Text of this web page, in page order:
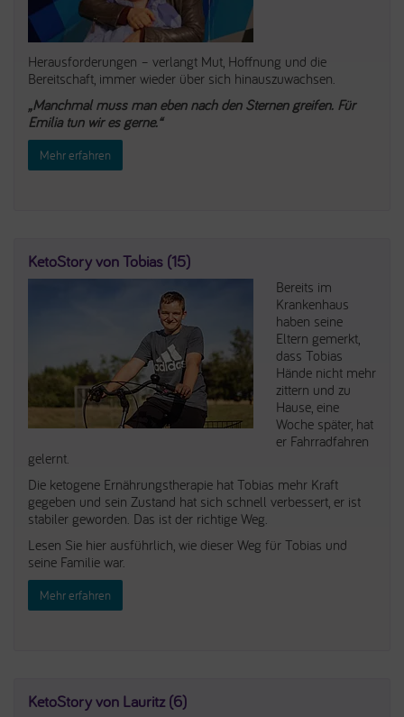
Herausforderungen – verlangt Mut, Hoffnung und die
Bereitschaft, immer wieder über sich hinauszuwachsen.
„Manchmal muss man eben nach den Sternen greifen. Für
Emilia tun wir es gerne.“
Mehr erfahren
KetoStory von Tobias (15)
Bereits im
Krankenhaus
haben seine
Eltern gemerkt,
dass Tobias
Hände nicht mehr
zittern und zu
Hause, eine
Woche später, hat
er Fahrradfahren
gelernt.
Die ketogene Ernährungstherapie hat Tobias mehr Kraft
gegeben und sein Zustand hat sich schnell verbessert, er ist
stabiler geworden. Das ist der richtige Weg.
Lesen Sie hier ausführlich, wie dieser Weg für Tobias und
seine Familie war.
Mehr erfahren
KetoStory von Lauritz (6)